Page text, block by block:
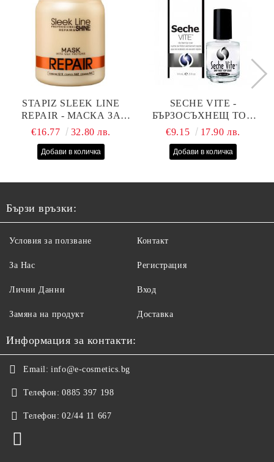
STAPIZ SLEEK LINE
REPAIR - МАСКА ЗА
СУХИ, ИЗТОЩЕНИ И
КОПРИНЕНИ
€16.77 32.80 лв.
SECHE VITE -
БЪРЗОСЪХНЕЩ ТОП
ЛАК - 14 МЛ
€9.15 17.90 лв.
Бързи връзки:
Условия за ползване
За Нас
Лични Данни
Замяна на продукт
Контакт
Регистрация
Вход
Доставка
Информация за контакти:
Email: info@e-cosmetics.bg
Телефон: 0885 397 198
Телефон: 02/44 11 667